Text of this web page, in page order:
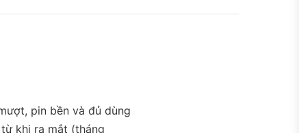
pin bền và đủ dùng
khi ra mắt (tháng